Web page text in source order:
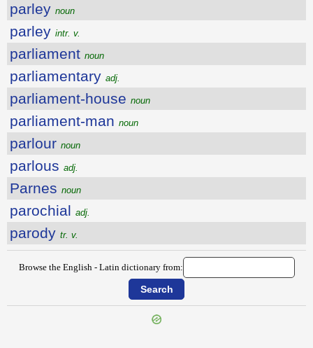
parley noun
parley intr. v.
parliament noun
parliamentary adj.
parliament-house noun
parliament-man noun
parlour noun
parlous adj.
Parnes noun
parochial adj.
parody tr. v.
Browse the English - Latin dictionary from: